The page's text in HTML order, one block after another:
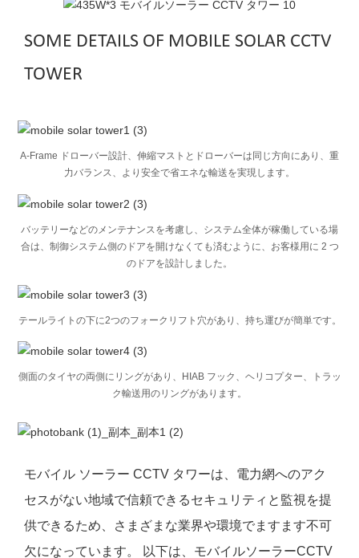
SOME DETAILS OF MOBILE SOLAR CCTV
TOWER
A-Frame ドローバー設計、伸縮マストとドローバーは同じ方向にあり、重
力バランス、より安全で省エネな輸送を実現します。
バッテリーなどのメンテナンスを考慮し、システム全体が稼働している場
合は、制御システム側のドアを開けなくても済むように、お客様用に 2 つ
のドアを設計しました。
テールライトの下に2つのフォークリフト穴があり、持ち運びが簡単です。
側面のタイヤの両側にリングがあり、HIAB フック、ヘリコプター、トラッ
ク輸送用のリングがあります。
モバイル ソーラー CCTV タワーは、電力網へのアク
セスがない地域で信頼できるセキュリティと監視を提
供できるため、さまざまな業界や環境でますます不可
欠になっています。 以下は、モバイルソーラーCCTV